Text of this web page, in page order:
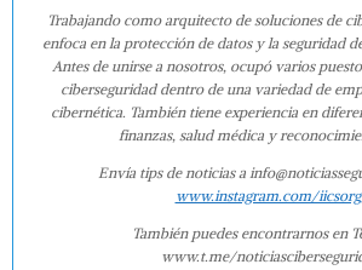
Trabajando como arquitecto de soluciones de
enfoca en la protección de datos y la seguridad
Antes de unirse a nosotros, ocupó varios
ciberseguridad dentro de una variedad de
cibernética. También tiene experiencia en
finanzas, salud médica y
Envía tips de noticias a
www.instagram.com/
También puedes encontrarnos en
www.t.me/